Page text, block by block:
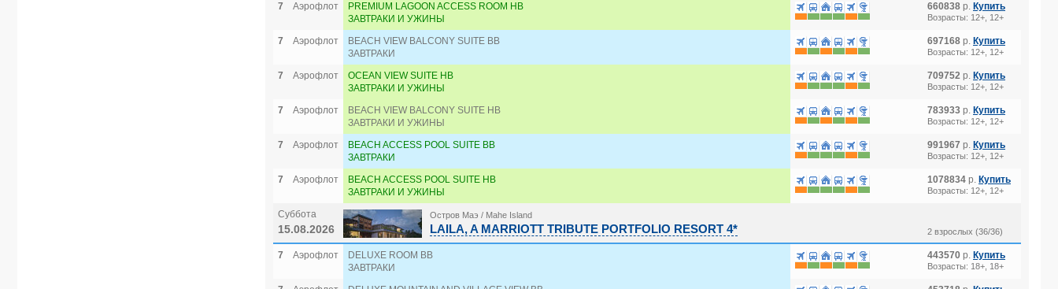
7 Аэрофлот
PREMIUM LAGOON ACCESS ROOM HB
ЗАВТРАКИ И УЖИНЫ
660838 р. Купить
Возрасты: 12+, 12+
7 Аэрофлот
BEACH VIEW BALCONY SUITE BB
ЗАВТРАКИ
697168 р. Купить
Возрасты: 12+, 12+
7 Аэрофлот
OCEAN VIEW SUITE HB
ЗАВТРАКИ И УЖИНЫ
709752 р. Купить
Возрасты: 12+, 12+
7 Аэрофлот
BEACH VIEW BALCONY SUITE HB
ЗАВТРАКИ И УЖИНЫ
783933 р. Купить
Возрасты: 12+, 12+
7 Аэрофлот
BEACH ACCESS POOL SUITE BB
ЗАВТРАКИ
991967 р. Купить
Возрасты: 12+, 12+
7 Аэрофлот
BEACH ACCESS POOL SUITE HB
ЗАВТРАКИ И УЖИНЫ
1078834 р. Купить
Возрасты: 12+, 12+
Суббота
15.08.2026
Остров Маэ / Mahe Island
LAILA, A MARRIOTT TRIBUTE PORTFOLIO RESORT 4* 2 взрослых (36/36)
7 Аэрофлот
DELUXE ROOM BB
ЗАВТРАКИ
443570 р. Купить
Возрасты: 18+, 18+